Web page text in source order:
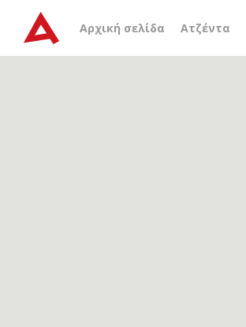
Αρχική σελίδα Ατζέντα
Αρχείο ετικέτας